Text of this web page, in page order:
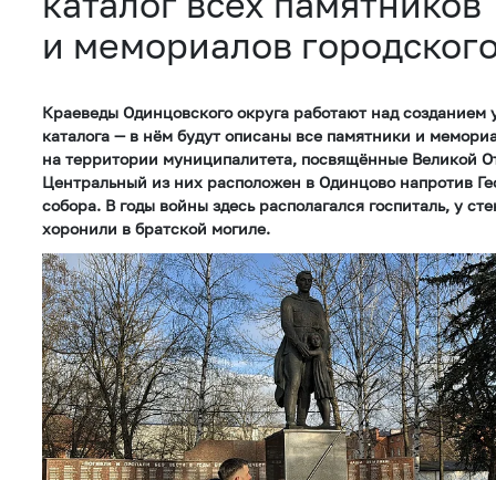
и мемориалов
Краеведы Одинцовского округа работают над созданием
каталога — в нём будут описаны все памятники и
на территории муниципалитета, посвящённые Великой
Центральный из них расположен в Одинцово напротив
собора. В годы войны здесь располагался госпиталь, у
хоронили в братской могиле.